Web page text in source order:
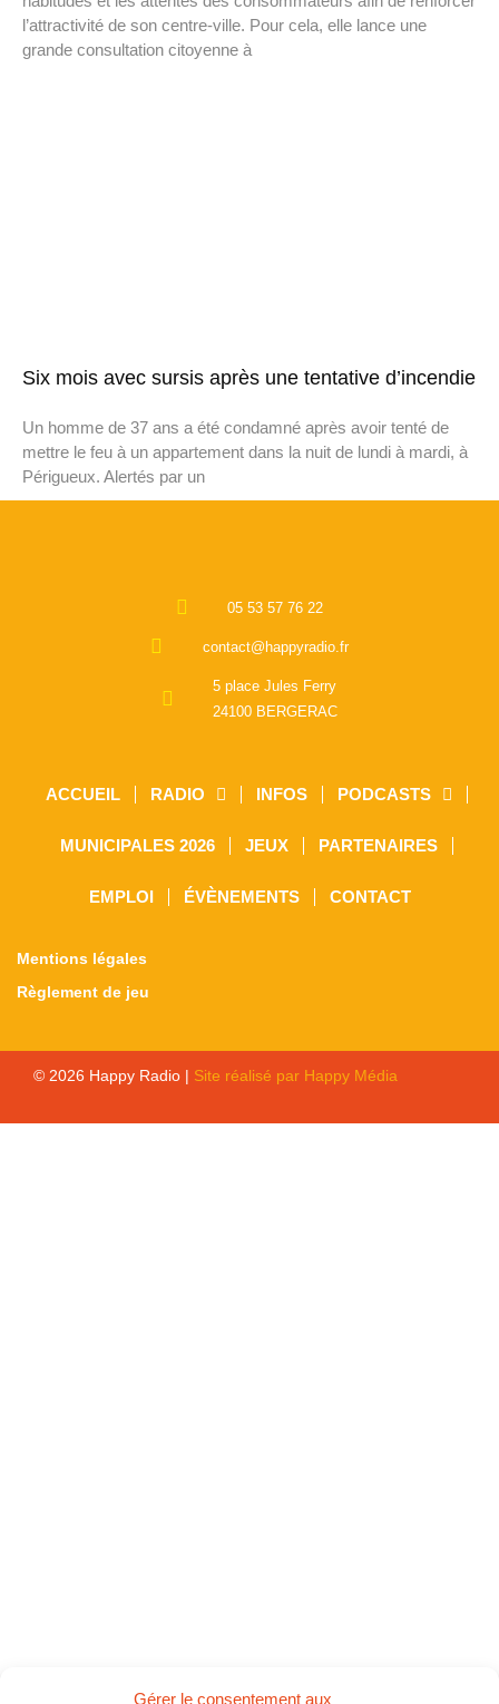
Gérer le consentement aux
l’attractivité de son centre-ville. Pour cela, elle lance une
grande consultation citoyenne à
Six mois avec sursis après une tentative d’incendie
Un homme de 37 ans a été condamné après avoir tenté de
mettre le feu à un appartement dans la nuit de lundi à mardi, à
Périgueux. Alertés par un
05 53 57 76 22
contact@happyradio.fr
5 place Jules Ferry
24100 BERGERAC
ACCUEIL RADIO INFOS PODCASTS
MUNICIPALES 2026 JEUX PARTENAIRES
EMPLOI ÉVÈNEMENTS CONTACT
Mentions légales
Règlement de jeu
© 2026 Happy Radio | Site réalisé par Happy Média